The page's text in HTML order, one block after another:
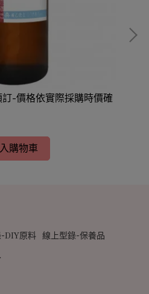
-價格依實際採購時價確
購物車
DIY原料 線上型錄-保養品